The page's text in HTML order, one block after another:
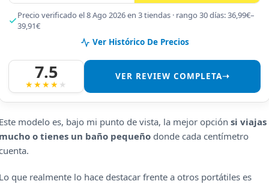
Precio verificado el 8 Ago 2026 en 3 tiendas · rango 30 días: 36,99€–
39,91€
Ver Histórico De Precios
7.5 VER REVIEW COMPLETA➝
modelo es, bajo mi punto de vista, la mejor opción si viajas
o tienes un baño pequeño donde cada centímetro
que realmente lo hace destacar frente a otros portátiles es